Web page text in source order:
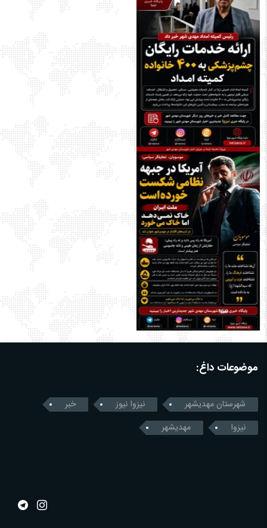
موضوعات داغ:
شهرستان مهدیشهر نیزوا نیوز
خبر
نیزوا
مهدیشهر